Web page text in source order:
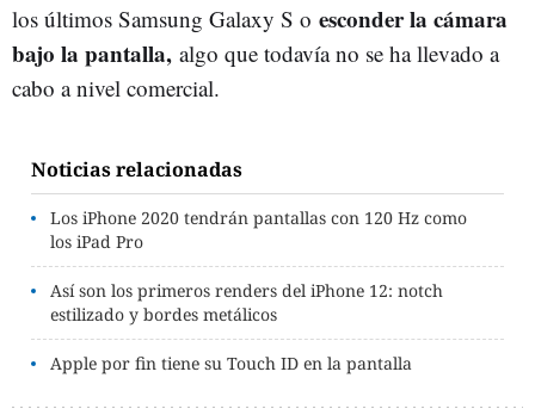
los últimos Samsung Galaxy S o esconder la cámara
bajo la pantalla, algo que todavía no se ha llevado a
cabo a nivel comercial.
Noticias relacionadas
Los iPhone 2020 tendrán pantallas con 120 Hz como
los iPad Pro
Así son los primeros renders del iPhone 12: notch
estilizado y bordes metálicos
Apple por fin tiene su Touch ID en la pantalla